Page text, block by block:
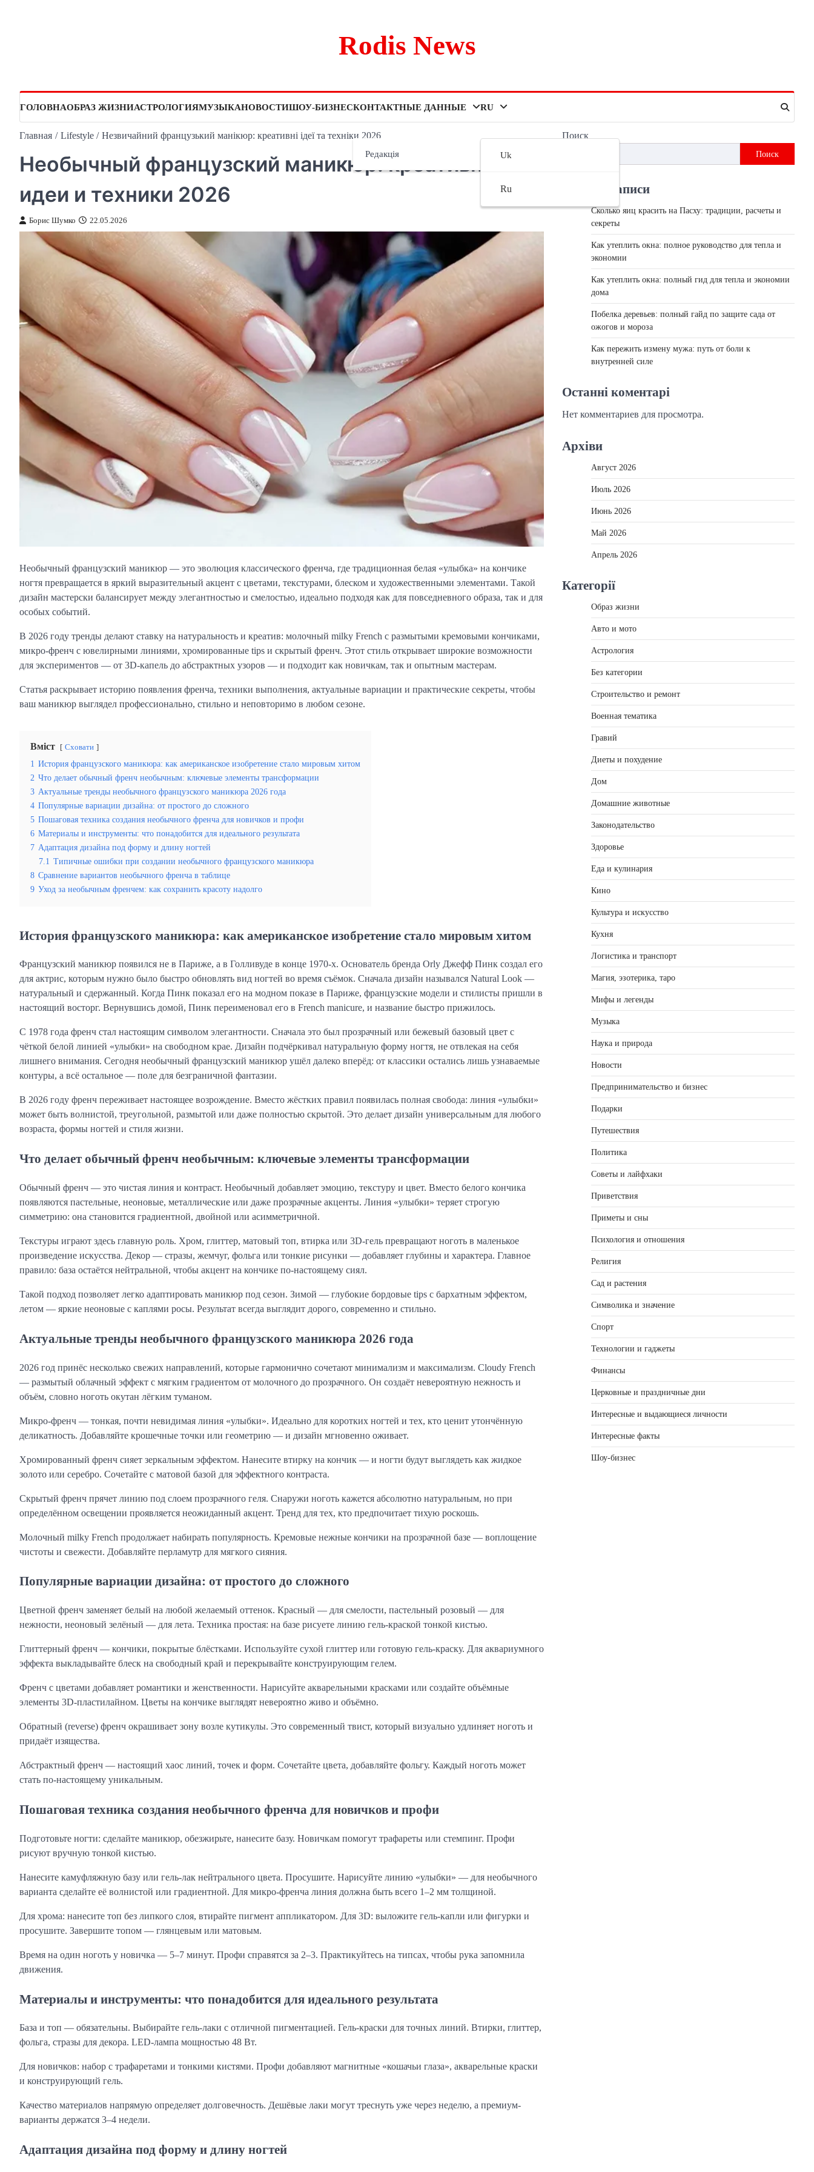
Rodis News
ГОЛОВНАОБРАЗ ЖИЗНИАСТРОЛОГИЯМУЗЫКАНОВОСТИШОУ-БИЗНЕСКОНТАКТНЫЕ ДАННЫЕ
Редакція
RU
Uk
Ru
Главная Lifestyle Незвичайний французький манікюр: креативні ідеї та техніки 2026
Необычный французский маникюр: креативные
идеи и техники 2026
Борис Шумко 22.05.2026
Необычный французский маникюр — это эволюция классического френча, где традиционная белая «улыбка» на кончике
ногтя превращается в яркий выразительный акцент с цветами, текстурами, блеском и художественными элементами. Такой
дизайн мастерски балансирует между элегантностью и смелостью, идеально подходя как для повседневного образа, так и для
особых событий.
В 2026 году тренды делают ставку на натуральность и креатив: молочный milky French с размытыми кремовыми кончиками,
микро-френч с ювелирными линиями, хромированные tips и скрытый френч. Этот стиль открывает широкие возможности
для экспериментов — от 3D-капель до абстрактных узоров — и подходит как новичкам, так и опытным мастерам.
Статья раскрывает историю появления френча, техники выполнения, актуальные вариации и практические секреты, чтобы
ваш маникюр выглядел профессионально, стильно и неповторимо в любом сезоне.
Вміст Сховати
1 История французского маникюра: как американское изобретение стало мировым хитом
2 Что делает обычный френч необычным: ключевые элементы трансформации
3 Актуальные тренды необычного французского маникюра 2026 года
4 Популярные вариации дизайна: от простого до сложного
5 Пошаговая техника создания необычного френча для новичков и профи
6 Материалы и инструменты: что понадобится для идеального результата
7 Адаптация дизайна под форму и длину ногтей
7.1 Типичные ошибки при создании необычного французского маникюра
8 Сравнение вариантов необычного френча в таблице
9 Уход за необычным френчем: как сохранить красоту надолго
История французского маникюра: как американское изобретение стало мировым хитом
Французский маникюр появился не в Париже, а в Голливуде в конце 1970-х. Основатель бренда Orly Джефф Пинк создал его
для актрис, которым нужно было быстро обновлять вид ногтей во время съёмок. Сначала дизайн назывался Natural Look —
натуральный и сдержанный. Когда Пинк показал его на модном показе в Париже, французские модели и стилисты пришли в
настоящий восторг. Вернувшись домой, Пинк переименовал его в French manicure, и название быстро прижилось.
С 1978 года френч стал настоящим символом элегантности. Сначала это был прозрачный или бежевый базовый цвет с
чёткой белой линией «улыбки» на свободном крае. Дизайн подчёркивал натуральную форму ногтя, не отвлекая на себя
лишнего внимания. Сегодня необычный французский маникюр ушёл далеко вперёд: от классики остались лишь узнаваемые
контуры, а всё остальное — поле для безграничной фантазии.
В 2026 году френч переживает настоящее возрождение. Вместо жёстких правил появилась полная свобода: линия «улыбки»
может быть волнистой, треугольной, размытой или даже полностью скрытой. Это делает дизайн универсальным для любого
возраста, формы ногтей и стиля жизни.
Что делает обычный френч необычным: ключевые элементы трансформации
Обычный френч — это чистая линия и контраст. Необычный добавляет эмоцию, текстуру и цвет. Вместо белого кончика
появляются пастельные, неоновые, металлические или даже прозрачные акценты. Линия «улыбки» теряет строгую
симметрию: она становится градиентной, двойной или асимметричной.
Текстуры играют здесь главную роль. Хром, глиттер, матовый топ, втирка или 3D-гель превращают ноготь в маленькое
произведение искусства. Декор — стразы, жемчуг, фольга или тонкие рисунки — добавляет глубины и характера. Главное
правило: база остаётся нейтральной, чтобы акцент на кончике по-настоящему сиял.
Такой подход позволяет легко адаптировать маникюр под сезон. Зимой — глубокие бордовые tips с бархатным эффектом,
летом — яркие неоновые с каплями росы. Результат всегда выглядит дорого, современно и стильно.
Актуальные тренды необычного французского маникюра 2026 года
2026 год принёс несколько свежих направлений, которые гармонично сочетают минимализм и максимализм. Cloudy French
— размытый облачный эффект с мягким градиентом от молочного до прозрачного. Он создаёт невероятную нежность и
объём, словно ноготь окутан лёгким туманом.
Микро-френч — тонкая, почти невидимая линия «улыбки». Идеально для коротких ногтей и тех, кто ценит утончённую
деликатность. Добавляйте крошечные точки или геометрию — и дизайн мгновенно оживает.
Хромированный френч сияет зеркальным эффектом. Нанесите втирку на кончик — и ногти будут выглядеть как жидкое
золото или серебро. Сочетайте с матовой базой для эффектного контраста.
Скрытый френч прячет линию под слоем прозрачного геля. Снаружи ноготь кажется абсолютно натуральным, но при
определённом освещении проявляется неожиданный акцент. Тренд для тех, кто предпочитает тихую роскошь.
Молочный milky French продолжает набирать популярность. Кремовые нежные кончики на прозрачной базе — воплощение
чистоты и свежести. Добавляйте перламутр для мягкого сияния.
Популярные вариации дизайна: от простого до сложного
Цветной френч заменяет белый на любой желаемый оттенок. Красный — для смелости, пастельный розовый — для
нежности, неоновый зелёный — для лета. Техника простая: на базе рисуете линию гель-краской тонкой кистью.
Глиттерный френч — кончики, покрытые блёстками. Используйте сухой глиттер или готовую гель-краску. Для аквариумного
эффекта выкладывайте блеск на свободный край и перекрывайте конструирующим гелем.
Френч с цветами добавляет романтики и женственности. Нарисуйте акварельными красками или создайте объёмные
элементы 3D-пластилайном. Цветы на кончике выглядят невероятно живо и объёмно.
Обратный (reverse) френч окрашивает зону возле кутикулы. Это современный твист, который визуально удлиняет ноготь и
придаёт изящества.
Абстрактный френч — настоящий хаос линий, точек и форм. Сочетайте цвета, добавляйте фольгу. Каждый ноготь может
стать по-настоящему уникальным.
Пошаговая техника создания необычного френча для новичков и профи
Подготовьте ногти: сделайте маникюр, обезжирьте, нанесите базу. Новичкам помогут трафареты или стемпинг. Профи
рисуют вручную тонкой кистью.
Нанесите камуфляжную базу или гель-лак нейтрального цвета. Просушите. Нарисуйте линию «улыбки» — для необычного
варианта сделайте её волнистой или градиентной. Для микро-френча линия должна быть всего 1–2 мм толщиной.
Для хрома: нанесите топ без липкого слоя, втирайте пигмент аппликатором. Для 3D: выложите гель-капли или фигурки и
просушите. Завершите топом — глянцевым или матовым.
Время на один ноготь у новичка — 5–7 минут. Профи справятся за 2–3. Практикуйтесь на типсах, чтобы рука запомнила
движения.
Материалы и инструменты: что понадобится для идеального результата
База и топ — обязательны. Выбирайте гель-лаки с отличной пигментацией. Гель-краски для точных линий. Втирки, глиттер,
фольга, стразы для декора. LED-лампа мощностью 48 Вт.
Для новичков: набор с трафаретами и тонкими кистями. Профи добавляют магнитные «кошачьи глаза», акварельные краски
и конструирующий гель.
Качество материалов напрямую определяет долговечность. Дешёвые лаки могут треснуть уже через неделю, а премиум-
варианты держатся 3–4 недели.
Адаптация дизайна под форму и длину ногтей
Поиск
Поиск
Недавні записи
Сколько яиц красить на Пасху: традиции, расчеты и
секреты
Как утеплить окна: полное руководство для тепла и
экономии
Как утеплить окна: полный гид для тепла и экономии
дома
Побелка деревьев: полный гайд по защите сада от
ожогов и мороза
Как пережить измену мужа: путь от боли к
внутренней силе
Останні коментарі
Нет комментариев для просмотра.
Архіви
Август 2026
Июль 2026
Июнь 2026
Май 2026
Апрель 2026
Категорії
Образ жизни
Авто и мото
Астрология
Без категории
Строительство и ремонт
Военная тематика
Гравий
Диеты и похудение
Дом
Домашние животные
Законодательство
Здоровье
Еда и кулинария
Кино
Культура и искусство
Кухня
Логистика и транспорт
Магия, эзотерика, таро
Мифы и легенды
Музыка
Наука и природа
Новости
Предпринимательство и бизнес
Подарки
Путешествия
Политика
Советы и лайфхаки
Приветствия
Приметы и сны
Психология и отношения
Религия
Сад и растения
Символика и значение
Спорт
Технологии и гаджеты
Финансы
Церковные и праздничные дни
Интересные и выдающиеся личности
Интересные факты
Шоу-бизнес